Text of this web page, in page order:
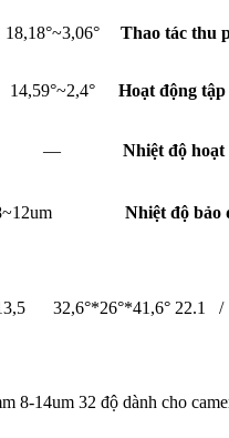
18,18°~3,06° Thao tác thu
14,59°~2,4° Hoạt động
— Nhiệt độ hoạt
Nhiệt độ bảo
32,6°*26°*41,6° 22.1 /
8-14um 32 độ dành cho